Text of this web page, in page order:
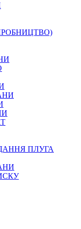
ПЛУГА